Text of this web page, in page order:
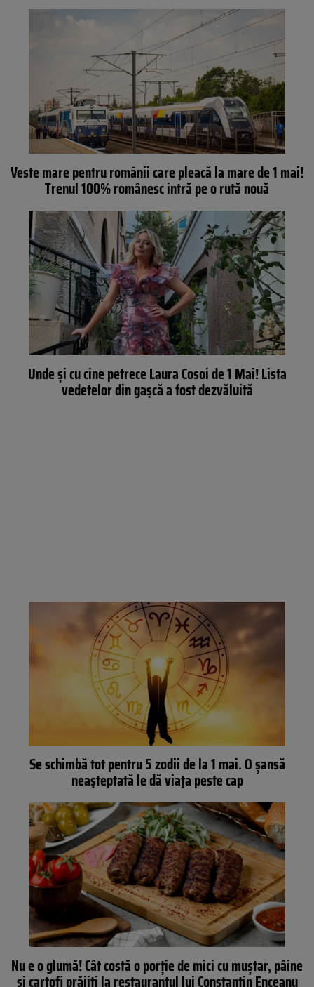
Veste mare pentru românii care pleacă la mare de 1 mai!
Trenul 100% românesc intră pe o rută nouă
Unde și cu cine petrece Laura Cosoi de 1 Mai! Lista
vedetelor din gașcă a fost dezvăluită
Se schimbă tot pentru 5 zodii de la 1 mai. O șansă
neașteptată le dă viața peste cap
Nu e o glumă! Cât costă o porție de mici cu muștar, pâine
și cartofi prăjiți la restaurantul lui Constantin Enceanu